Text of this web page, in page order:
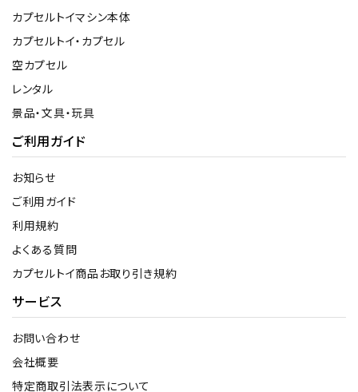
カプセルトイマシン本体
カプセルトイ・カプセル
空カプセル
レンタル
景品・文具・玩具
ご利用ガイド
お知らせ
ご利用ガイド
利用規約
よくある質問
カプセルトイ商品お取り引き規約
サービス
お問い合わせ
会社概要
特定商取引法表示について